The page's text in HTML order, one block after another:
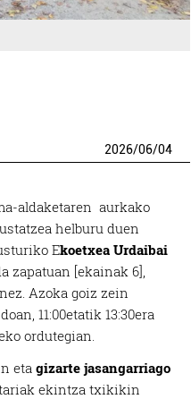
2026/06/04
aldaketaren aurkako
helburu duen
Ekoetxea Urdaibai
zapatuan [ekainak 6],
Azoka goiz zein
11:00etatik 13:30era
ordutegian.
eta gizarte jasangarriago
ekintza txikikin